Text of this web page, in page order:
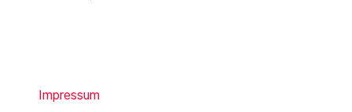
Impressum